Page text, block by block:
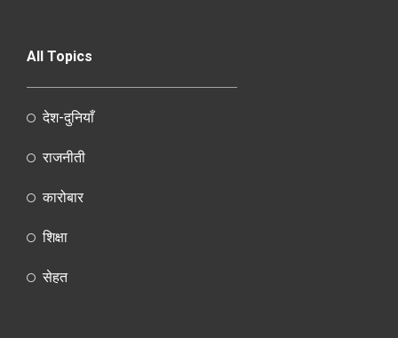
All Topics
देश-दुनियाँ
राजनीती
कारोबार
शिक्षा
सेहत